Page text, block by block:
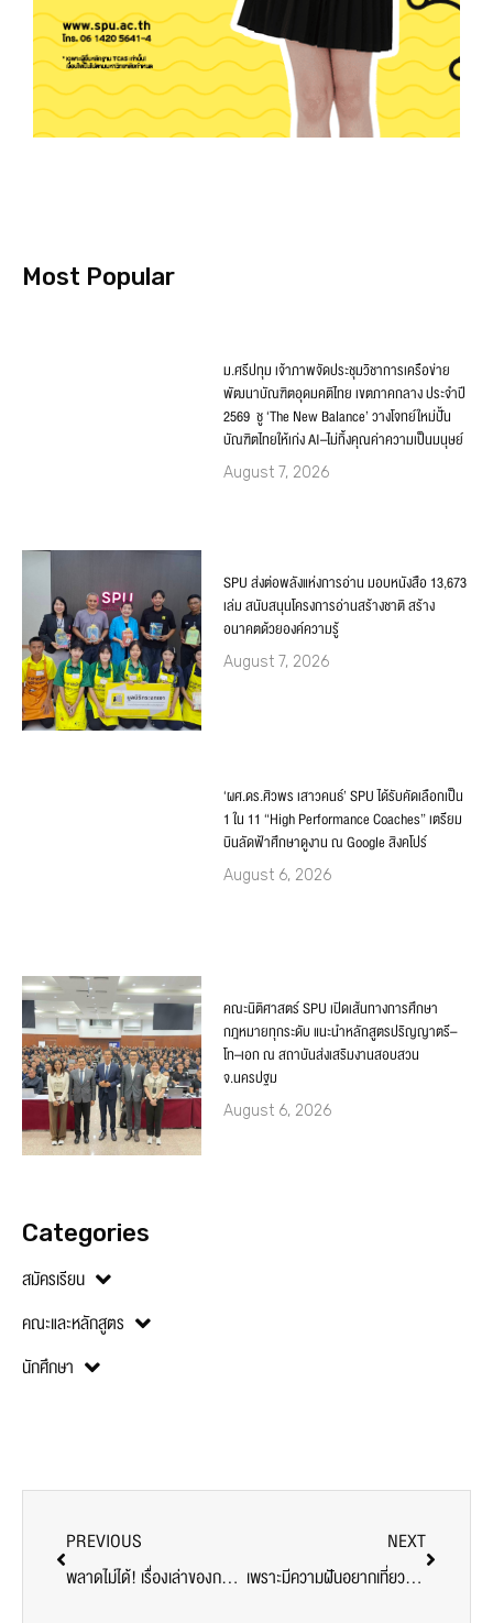
Most Popular
ม.ศรีปทุม เจ้าภาพจัดประชุมวิชาการเครือข่าย
พัฒนาบัณฑิตอุดมคติไทย เขตภาคกลาง ประจำปี
2569 ชู ‘The New Balance’ วางโจทย์ใหม่ปั้น
บัณฑิตไทยให้เก่ง AI–ไม่ทิ้งคุณค่าความเป็นมนุษย์
August 7, 2026
SPU ส่งต่อพลังแห่งการอ่าน มอบหนังสือ 13,673
เล่ม สนับสนุนโครงการอ่านสร้างชาติ สร้าง
อนาคตด้วยองค์ความรู้
August 7, 2026
‘ผศ.ดร.ศิวพร เสาวคนธ์’ SPU ได้รับคัดเลือกเป็น
1 ใน 11 “High Performance Coaches” เตรียม
บินลัดฟ้าศึกษาดูงาน ณ Google สิงคโปร์
August 6, 2026
คณะนิติศาสตร์ SPU เปิดเส้นทางการศึกษา
กฎหมายทุกระดับ แนะนำหลักสูตรปริญญาตรี–
โท–เอก ณ สถาบันส่งเสริมงานสอบสวน
จ.นครปฐม
August 6, 2026
Categories
สมัครเรียน
คณะและหลักสูตร
นักศึกษา
PREVIOUS
พลาดไม่ได้! เรื่องเล่าของการเรียน Microsoft Office แบบ Online
NEXT
เพราะมีความฝันอยากเที่ยวรอบโลก จึงได้มาเจอ ธุรกิจเรือสำราญที่ SPU!